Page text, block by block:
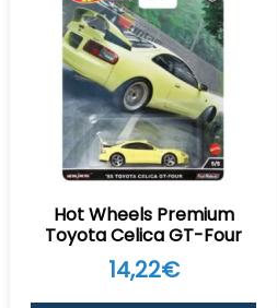
Hot Wheels Premium
Toyota Celica GT-Four
14,22€